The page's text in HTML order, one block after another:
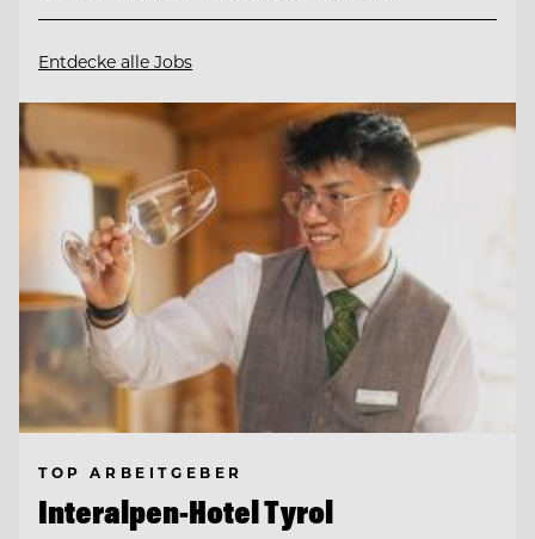
Entdecke alle Jobs
TOP ARBEITGEBER
Interalpen-Hotel Tyrol